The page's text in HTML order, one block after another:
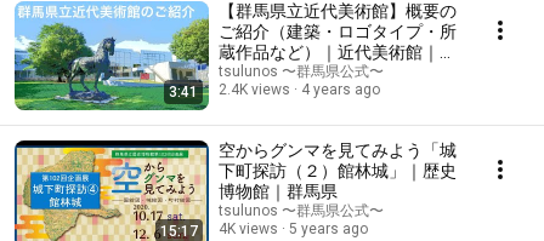
3:41
【群馬県立近代美術館】概要の
ご紹介（建築・ロゴタイプ・所
蔵作品など）｜近代美術館｜群
馬県
tsulunos 〜群馬県公式〜
2.4K views
4 years ago
15:17
空からグンマを見てみよう「城
下町探訪（２）館林城」｜歴史
博物館｜群馬県
tsulunos 〜群馬県公式〜
4K views
5 years ago